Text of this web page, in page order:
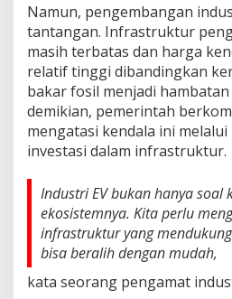
Namun, pengembangan
tantangan. Infrastruktur
masih terbatas dan harga
relatif tinggi dibandingkan
bakar fosil menjadi
demikian, pemerintah
mengatasi kendala ini
investasi dalam infrastruktur.
Industri EV bukan hanya soal
ekosistemnya. Kita perlu
infrastruktur yang
bisa beralih dengan mudah,
kata seorang pengamat